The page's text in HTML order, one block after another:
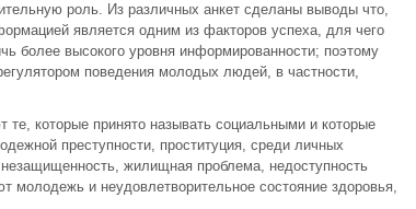
роль. Из различных анкет сделаны выводы что,
является одним из факторов успеха, для чего
более высокого уровня информированности; поэтому
поведения молодых людей, в частности,
которые принято называть социальными и которые
преступности, проституция, среди личных
незащищенность, жилищная проблема, недоступность
молодежь и неудовлетворительное состояние здоровья,